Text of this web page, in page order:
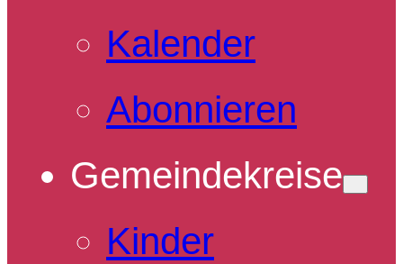
Kalender
Abonnieren
Gemeindekreise
Kinder